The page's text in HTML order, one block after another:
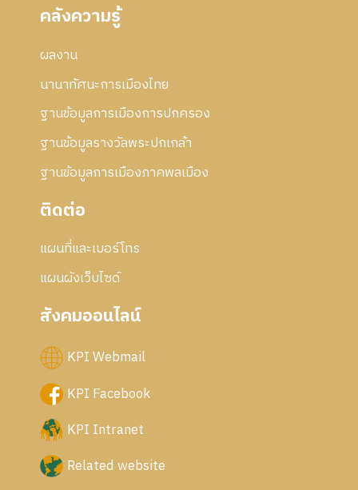
คลังความรู้
ผลงาน
นานาทัศนะการเมืองไทย
ฐานข้อมูลการเมืองการปกครอง
ฐานข้อมูลรางวัลพระปกเกล้า
ฐานข้อมูลการเมืองภาคพลเมือง
ติดต่อ
แผนที่และเบอร์โทร
แผนผังเว็บไซด์
สังคมออนไลน์
KPI Webmail
KPI Facebook
KPI Intranet
Related website